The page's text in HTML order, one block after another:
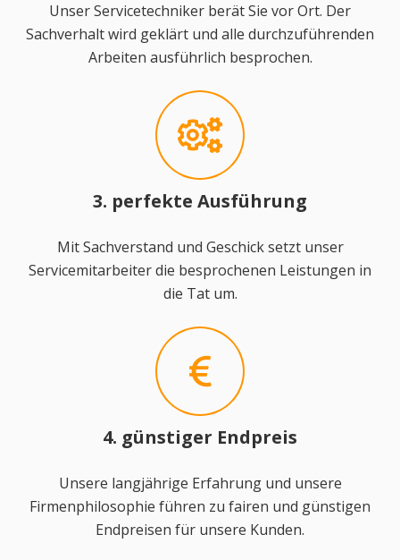
Unser Servicetechniker berät Sie vor Ort. Der
Sachverhalt wird geklärt und alle durchzuführenden
Arbeiten ausführlich besprochen.
3. perfekte Ausführung
Mit Sachverstand und Geschick setzt unser
Servicemitarbeiter die besprochenen Leistungen in
die Tat um.
4. günstiger Endpreis
Unsere langjährige Erfahrung und unsere
Firmenphilosophie führen zu fairen und günstigen
Endpreisen für unsere Kunden.